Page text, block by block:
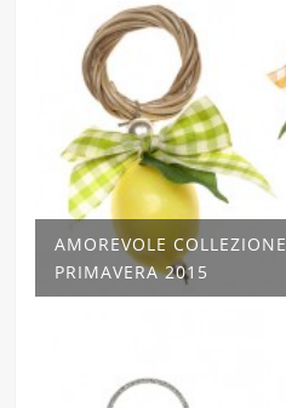
AMOREVOLE COLLEZIONE
PRIMAVERA 2015